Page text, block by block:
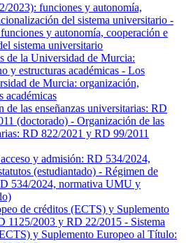
2023): funciones y autonomía,
del sistema universitario -
y autonomía, cooperación e
sistema universitario
de la Universidad de Murcia:
y estructuras académicas - Los
de Murcia: organización,
académicas
de las enseñanzas universitarias: RD
(doctorado) - Organización de las
RD 822/2021 y RD 99/2011
y admisión: RD 534/2024,
(estudiantado) - Régimen de
534/2024, normativa UMU y
de créditos (ECTS) y Suplemento
1125/2003 y RD 22/2015 - Sistema
y Suplemento Europeo al Título: